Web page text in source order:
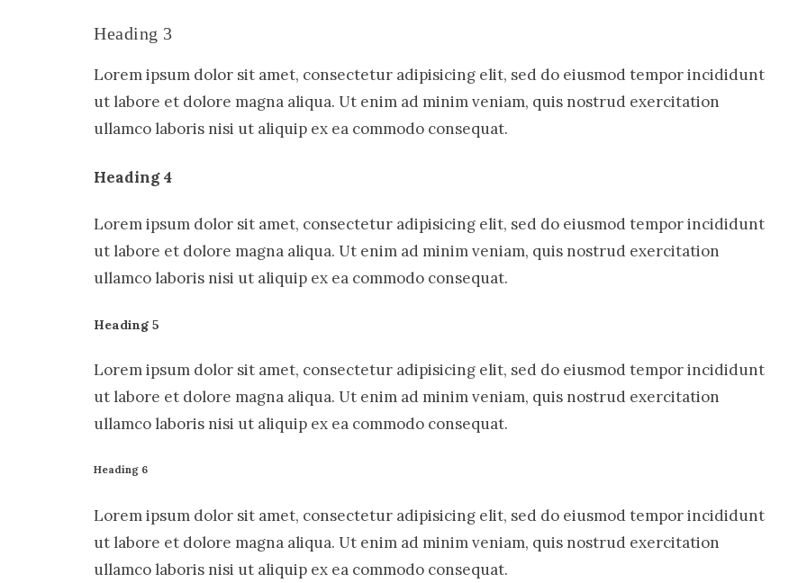
Heading 3
Lorem ipsum dolor sit amet, consectetur adipisicing elit, sed do eiusmod tempor incididunt
ut labore et dolore magna aliqua. Ut enim ad minim veniam, quis nostrud exercitation
ullamco laboris nisi ut aliquip ex ea commodo consequat.
Heading 4
Lorem ipsum dolor sit amet, consectetur adipisicing elit, sed do eiusmod tempor incididunt
ut labore et dolore magna aliqua. Ut enim ad minim veniam, quis nostrud exercitation
ullamco laboris nisi ut aliquip ex ea commodo consequat.
Heading 5
Lorem ipsum dolor sit amet, consectetur adipisicing elit, sed do eiusmod tempor incididunt
ut labore et dolore magna aliqua. Ut enim ad minim veniam, quis nostrud exercitation
ullamco laboris nisi ut aliquip ex ea commodo consequat.
Heading 6
Lorem ipsum dolor sit amet, consectetur adipisicing elit, sed do eiusmod tempor incididunt
ut labore et dolore magna aliqua. Ut enim ad minim veniam, quis nostrud exercitation
ullamco laboris nisi ut aliquip ex ea commodo consequat.